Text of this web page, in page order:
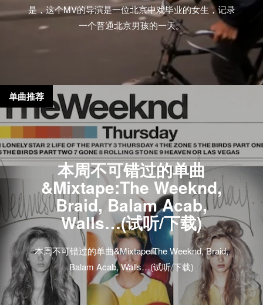
是，这个MV的导演是一位北京中戏毕业的女生，记录
一个普通北京男孩的一天。
本周不可错过的单曲
&Mixtape:The Weeknd,
Braid, Balam Acab,
Walls…(试听/下载)
本周不可错过的单曲&Mixtape:The Weeknd, Braid,
Balam Acab, Walls…(试听/下载)
单曲推荐